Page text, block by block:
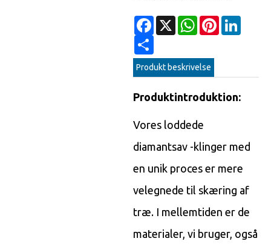
Facebook
X WhatsAppPinterest
Produkt beskrivelse
Produktintroduktion:
Vores loddede
diamantsav -klinger med
en unik proces er mere
velegnede til skæring af
træ. I mellemtiden er de
materialer, vi bruger, også